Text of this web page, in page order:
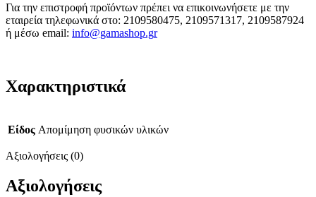
Για την επιστροφή προϊόντων πρέπει να επικοινωνήσετε με την
εταιρεία τηλεφωνικά στο: 2109580475, 2109571317, 2109587924
ή μέσω email: info@gamashop.gr
Χαρακτηριστικά
Είδος Απομίμηση φυσικών υλικών
Αξιολογήσεις (0)
Αξιολογήσεις